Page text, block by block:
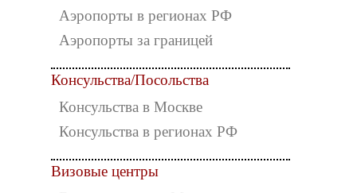
Аэропорты в регионах РФ
Аэропорты за границей
Консульства/Посольства
Консульства в Москве
Консульства в регионах РФ
Визовые центры